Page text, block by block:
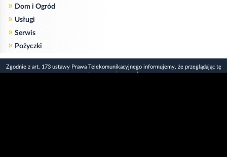
» Dom i Ogród
» Usługi
» Serwis
» Pożyczki
Zgodnie z art. 173 ustawy Prawa Telekomunikacyjnego informujemy, że przeglądając tę
stronę wyrażasz zgodę